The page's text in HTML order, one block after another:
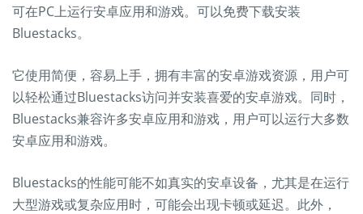
可在PC上运行安卓应用和游戏。可以免费下载安装
Bluestacks。
它使用简便，容易上手，拥有丰富的安卓游戏资源，用户可
以轻松通过Bluestacks访问并安装喜爱的安卓游戏。同时，
Bluestacks兼容许多安卓应用和游戏，用户可以运行大多数
安卓应用和游戏。
Bluestacks的性能可能不如真实的安卓设备，尤其是在运行
大型游戏或复杂应用时，可能会出现卡顿或延迟。此外，